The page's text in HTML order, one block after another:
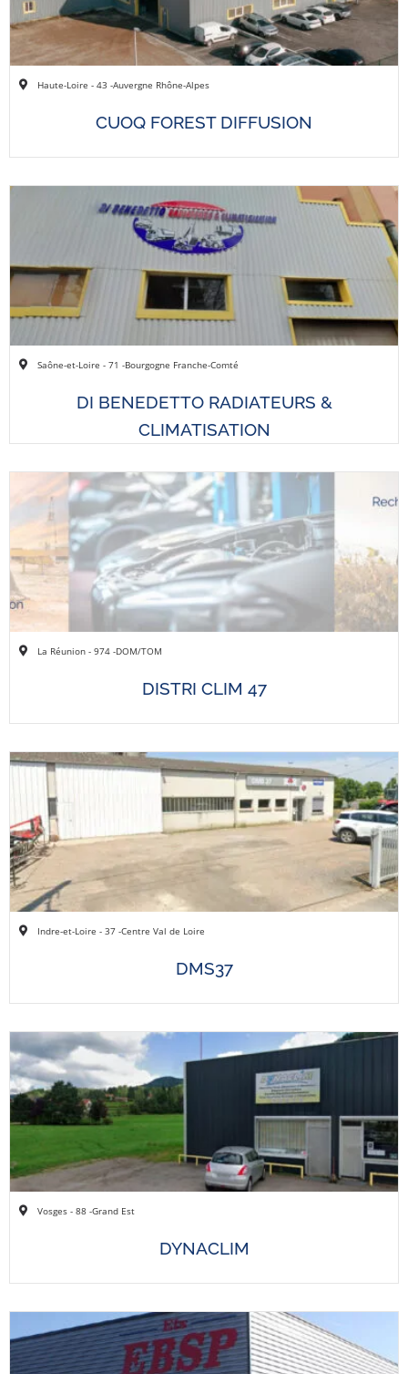
Haute-Loire - 43 -Auvergne Rhône-Alpes
CUOQ FOREST DIFFUSION
Saône-et-Loire - 71 -Bourgogne Franche-Comté
DI BENEDETTO RADIATEURS &
CLIMATISATION
La Réunion - 974 -DOM/TOM
DISTRI CLIM 47
Indre-et-Loire - 37 -Centre Val de Loire
DMS37
Vosges - 88 -Grand Est
DYNACLIM